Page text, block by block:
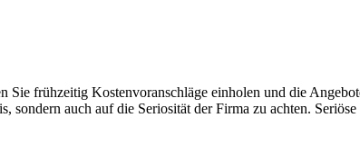
Sie frühzeitig Kostenvoranschläge einholen und die
sondern auch auf die Seriosität der Firma zu achten.